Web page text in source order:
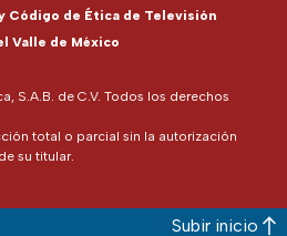
S.A.B. de C.V. Todos los derechos
total o parcial sin la autorización
su titular.
Código de Ética de Televisión
Valle de México
Subir inicio